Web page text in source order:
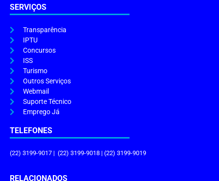
SERVIÇOS
Transparência
IPTU
Concursos
ISS
Turismo
Outros Serviços
Webmail
Suporte Técnico
Emprego Já
TELEFONES
(22) 3199-9017 | (22) 3199-9018 | (22) 3199-9019
RELACIONADOS